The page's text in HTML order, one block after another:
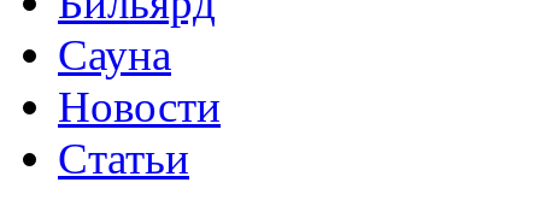
Сауна
Новости
Статьи